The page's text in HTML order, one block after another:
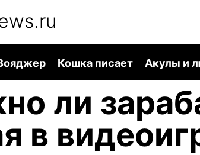
Кошка писает Акулы и
ли
в